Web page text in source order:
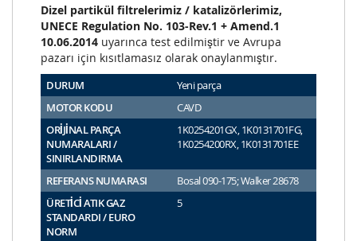
Dizel partikül filtrelerimiz / katalizörlerimiz,
UNECE Regulation No. 103-Rev.1 + Amend.1
10.06.2014 uyarınca test edilmiştir ve Avrupa
pazarı için kısıtlamasız olarak onaylanmıştır.
DURUM
Yeni parça
MOTOR KODU
CAVD
ORİJİNAL PARÇA
NUMARALARI /
SINIRLANDIRMA
1K0254201GX, 1K0131701FG,
1K0254200RX, 1K0131701EE
REFERANS NUMARASI
Bosal 090-175; Walker 28678
ÜRETİCİ ATIK GAZ
STANDARDI / EURO
NORM
5